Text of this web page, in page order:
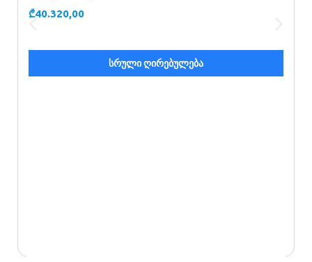
₾40.320,00
სრული ღირებულება